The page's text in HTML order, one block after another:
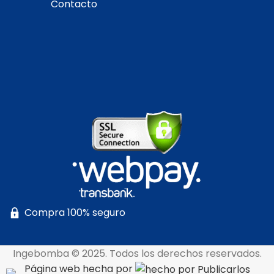
Contacto
Compra 100% seguro
Ingebomba © 2025. Todos los derechos reservados.
Página web hecha por